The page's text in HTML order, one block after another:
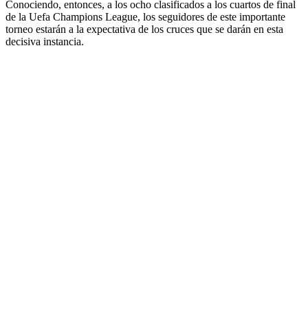
Conociendo, entonces, a los ocho clasificados a los cuartos de final
de la Uefa Champions League, los seguidores de este importante
torneo estarán a la expectativa de los cruces que se darán en esta
decisiva instancia.